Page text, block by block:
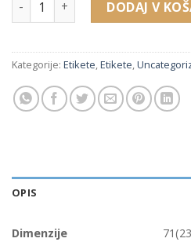
DODAJ V
Kategorije: Etikete Etikete
OPIS
Dimenzije